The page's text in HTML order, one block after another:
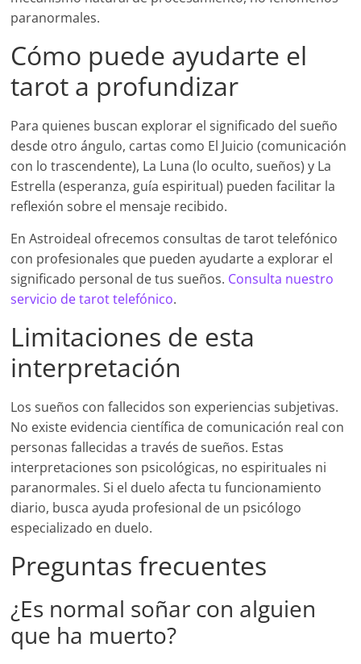
paranormales.
Cómo puede ayudarte el
tarot a profundizar
Para quienes buscan explorar el significado del sueño
desde otro ángulo, cartas como El Juicio (comunicación
con lo trascendente), La Luna (lo oculto, sueños) y La
Estrella (esperanza, guía espiritual) pueden facilitar la
reflexión sobre el mensaje recibido.
En Astroideal ofrecemos consultas de tarot telefónico
con profesionales que pueden ayudarte a explorar el
significado personal de tus sueños. Consulta nuestro
servicio de tarot telefónico.
Limitaciones de esta
interpretación
Los sueños con fallecidos son experiencias subjetivas.
No existe evidencia científica de comunicación real con
personas fallecidas a través de sueños. Estas
interpretaciones son psicológicas, no espirituales ni
paranormales. Si el duelo afecta tu funcionamiento
diario, busca ayuda profesional de un psicólogo
especializado en duelo.
Preguntas frecuentes
¿Es normal soñar con alguien
que ha muerto?